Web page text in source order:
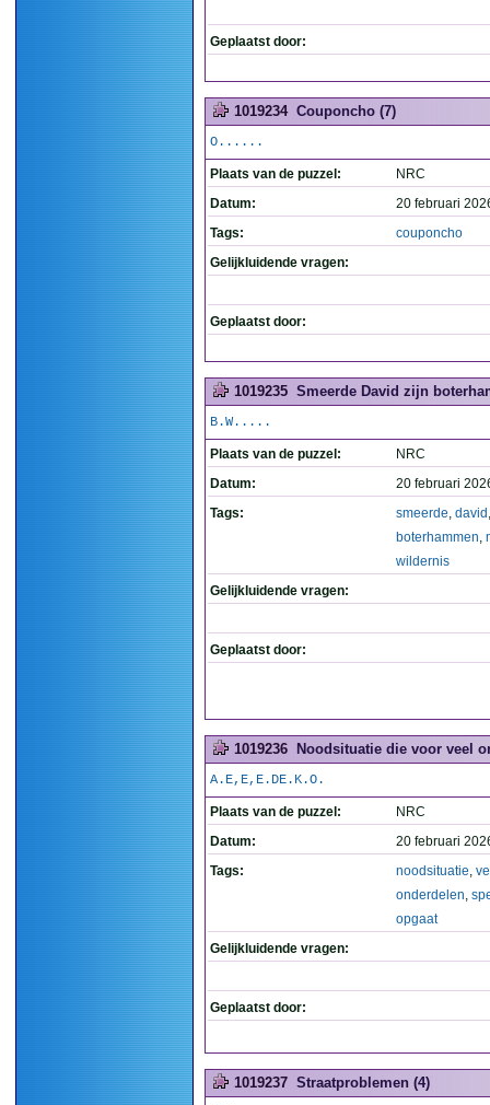
Geplaatst door:
1019234 Couponcho (7)
O......
Plaats van de puzzel:
NRC
Datum:
20 februari
Tags:
couponcho
Gelijkluidende vragen:
Geplaatst door:
1019235 Smeerde David zijn
B.W.....
Plaats van de puzzel:
NRC
Datum:
20 februari
Tags:
smeerde, david ,
boterhammen,
wildernis
Gelijkluidende vragen:
Geplaatst door:
1019236 Noodsituatie die voor veel
A.E,E,E.DE.K.O.
Plaats van de puzzel:
NRC
Datum:
20 februari
Tags:
noodsituatie,
onderdelen,
opgaat
Gelijkluidende vragen:
Geplaatst door:
1019237 Straatproblemen (4)